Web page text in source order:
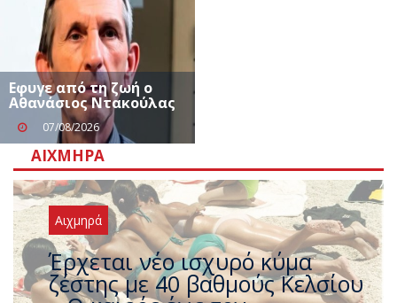
Eφυγε από τη ζωή ο
Αθανάσιος Ντακούλας
07/08/2026
ΑΙΧΜΗΡΆ
Αιχμηρά
Άφαντος ο Τσίπρας… την ώρα
που η χώρα καίγεται